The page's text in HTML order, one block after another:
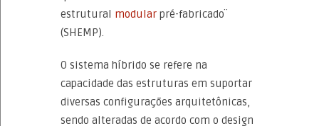
estrutural modular pré-fabricado¨
(SHEMP).
O sistema híbrido se refere na
capacidade das estruturas em suportar
diversas configurações arquitetônicas,
sendo alteradas de acordo com o design